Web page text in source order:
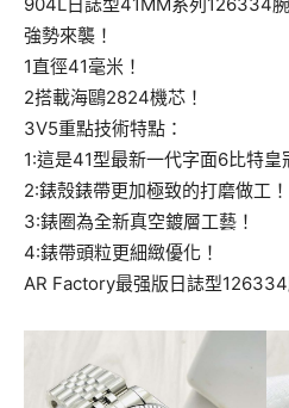
強勢來襲！
1直徑41毫米！
2搭載海鷗2824機芯！
3V5重點技術特點：
1:這是41型最新一代字面6比特皇
2:錶殼錶帶更加極致的打磨做工！
3:錶圈為全新真空鍍層工藝！
4:錶帶頭粒更細緻優化！
AR Factory最强版日誌型126334